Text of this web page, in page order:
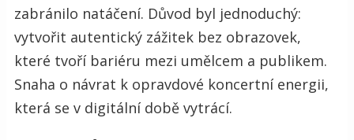
zabránilo natáčení. Důvod byl jednoduchý:
vytvořit autentický zážitek bez obrazovek,
které tvoří bariéru mezi umělcem a publikem.
Snaha o návrat k opravdové koncertní energii,
která se v digitální době vytrácí.